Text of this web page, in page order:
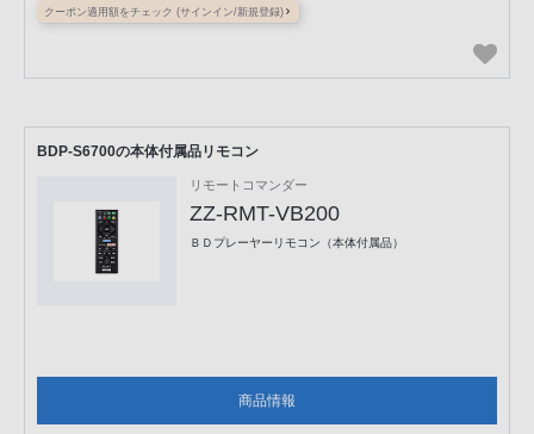
クーポン適用額をチェック (サインイン/新規登録)
BDP-S6700の本体付属品リモコン
リモートコマンダー
ZZ-RMT-VB200
ＢＤプレーヤーリモコン（本体付属品）
商品情報